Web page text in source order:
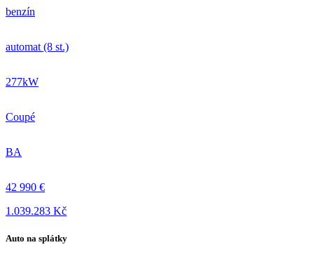
benzín
automat (8 st.)
277kW
Coupé
BA
42 990 €
1.039.283 Kč
Auto na splátky